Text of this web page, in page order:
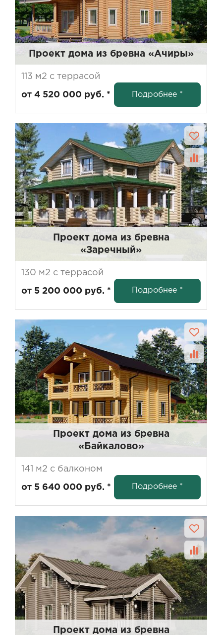
Проект дома из бревна «Ачиры»
113 м2 с террасой
от 4 520 000 руб. * Подробнее *
Проект дома из бревна
«Заречный»
130 м2 с террасой
от 5 200 000 руб. * Подробнее *
Проект дома из бревна
«Байкалово»
141 м2 с балконом
от 5 640 000 руб. * Подробнее *
Проект дома из бревна